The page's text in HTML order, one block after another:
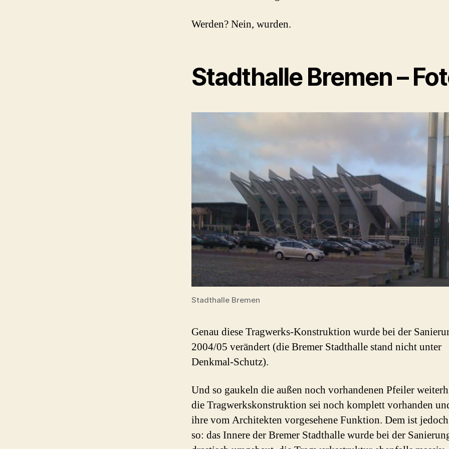
Werden? Nein, wurden.
Stadthalle Bremen –
Stadthalle Bremen
Genau diese Tragwerks-Konstruktion wurde bei der
2004/05 verändert (die Bremer Stadthalle stand nicht unter
Denkmal-Schutz).
Und so gaukeln die außen noch vorhandenen Pfeiler
die Tragwerkskonstruktion sei noch komplett vorhanden
ihre vom Architekten vorgesehene Funktion. Dem ist
so: das Innere der Bremer Stadthalle wurde bei der